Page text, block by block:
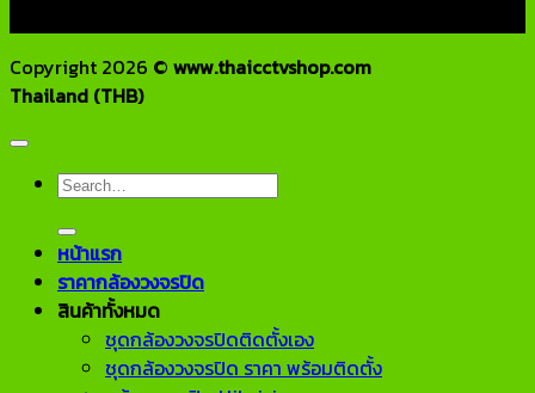
Copyright 2026 © www.thaicctvshop.com
Thailand (THB)
Search
หน้าแรก
ราคากล้องวงจรปิด
สินค้าทั้งหมด
ชุดกล้องวงจรปิดติดตั้งเอง
ชุดกล้องวงจรปิด ราคา พร้อมติดตั้ง